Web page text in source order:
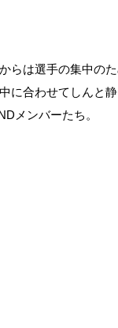
らは選手の集中の
に合わせてしんと静
メンバーたち。